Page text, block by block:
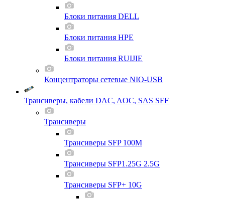
Блоки питания DELL
Блоки питания HPE
Блоки питания RUIJIE
Концентраторы сетевые NIO-USB
Трансиверы, кабели DAC, AOC, SAS SFF
Трансиверы
Трансиверы SFP 100M
Трансиверы SFP1.25G 2.5G
Трансиверы SFP+ 10G